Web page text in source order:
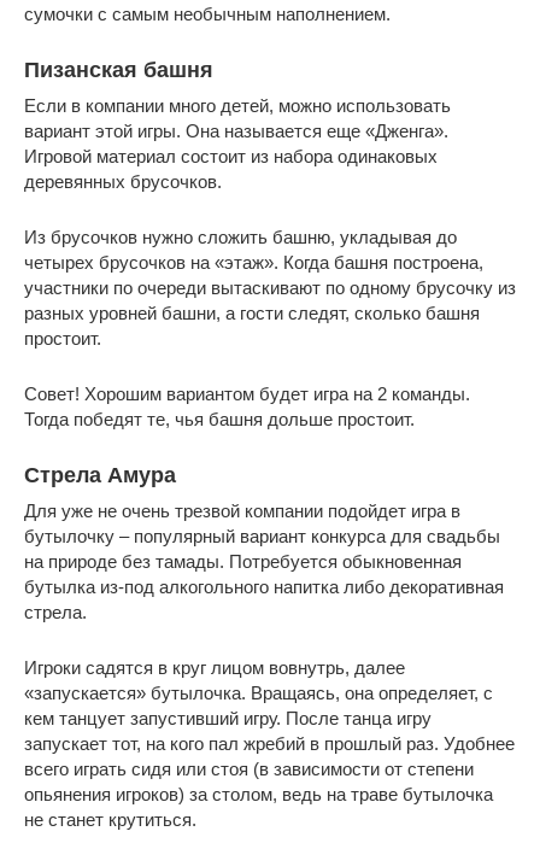
сумочки с самым необычным наполнением.
Пизанская башня
Если в компании много детей, можно использовать
вариант этой игры. Она называется еще «Дженга».
Игровой материал состоит из набора одинаковых
деревянных брусочков.
Из брусочков нужно сложить башню, укладывая до
четырех брусочков на «этаж». Когда башня построена,
участники по очереди вытаскивают по одному брусочку из
разных уровней башни, а гости следят, сколько башня
простоит.
Совет! Хорошим вариантом будет игра на 2 команды.
Тогда победят те, чья башня дольше простоит.
Стрела Амура
Для уже не очень трезвой компании подойдет игра в
бутылочку – популярный вариант конкурса для свадьбы
на природе без тамады. Потребуется обыкновенная
бутылка из-под алкогольного напитка либо декоративная
стрела.
Игроки садятся в круг лицом вовнутрь, далее
«запускается» бутылочка. Вращаясь, она определяет, с
кем танцует запустивший игру. После танца игру
запускает тот, на кого пал жребий в прошлый раз. Удобнее
всего играть сидя или стоя (в зависимости от степени
опьянения игроков) за столом, ведь на траве бутылочка
не станет крутиться.